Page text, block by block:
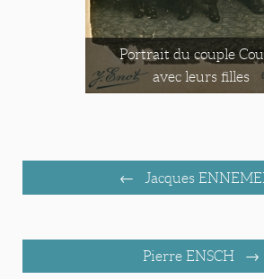
Portrait du couple
avec leurs filles
Jacques
Pierre ENSCH